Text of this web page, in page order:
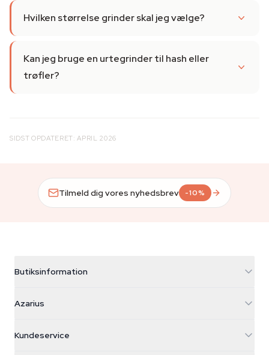
Hvilken størrelse grinder skal jeg vælge?
Kan jeg bruge en urtegrinder til hash eller
trøfler?
SIDST OPDATERET: APRIL 2026
Tilmeld dig vores nyhedsbrev -10%
Butiksinformation
Galvaniweg 11
Nederland
Azarius
Kundeservice